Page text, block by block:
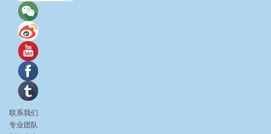
联系我们
专业团队